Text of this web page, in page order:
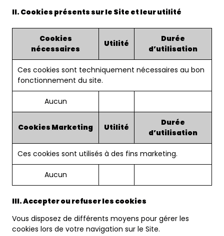
II. Cookies présents sur le Site et leur utilité
Cookies
nécessaires
Utilité
Durée
d’utilisation
Ces cookies sont techniquement nécessaires au bon
fonctionnement du site.
Aucun
Cookies Marketing Utilité
Durée
d’utilisation
Ces cookies sont utilisés à des fins marketing.
Aucun
III. Accepter ou refuser les cookies
Vous disposez de différents moyens pour gérer les
cookies lors de votre navigation sur le Site.